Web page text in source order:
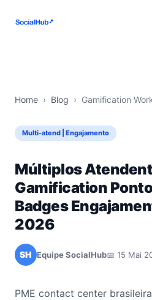
Home › Blog › Gamification
Multi-atend | Engajamento
Múltiplos
Gamification
Badges
2026
SH Equipe SocialHub📅 15 Mai
PME contact center